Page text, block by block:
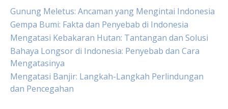
Gunung Meletus: Ancaman yang Mengintai Indonesia
Gempa Bumi: Fakta dan Penyebab di Indonesia
Mengatasi Kebakaran Hutan: Tantangan dan Solusi
Bahaya Longsor di Indonesia: Penyebab dan Cara
Mengatasinya
Mengatasi Banjir: Langkah-Langkah Perlindungan
dan Pencegahan